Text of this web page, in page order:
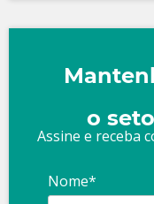
o
Assine e receba
Nome*